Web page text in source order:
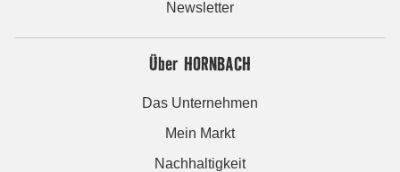
Newsletter
Über HORNBACH
Das Unternehmen
Mein Markt
Nachhaltigkeit